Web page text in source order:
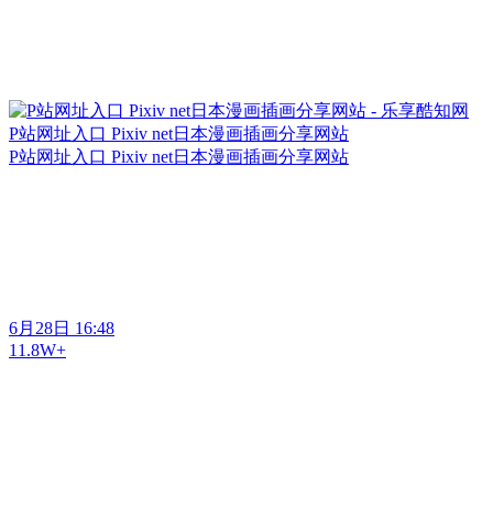
P站网址入口 Pixiv net日本漫画插画分享网站
P站网址入口 Pixiv net日本漫画插画分享网站
6月28日 16:48
11.8W+